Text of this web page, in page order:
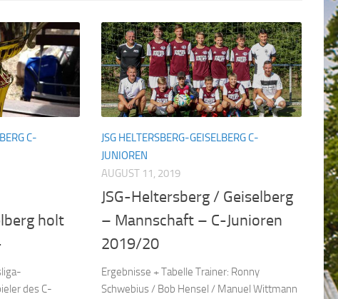
C-
holt
des C-
JSG HELTERSBERG-GEISELBERG C-
JUNIOREN
AUGUST 11, 2019
JSG-Heltersberg / Geiselberg
– Mannschaft – C-Junioren
2019/20
Ergebnisse + Tabelle Trainer: Ronny
Schwebius / Bob Hensel / Manuel Wittmann